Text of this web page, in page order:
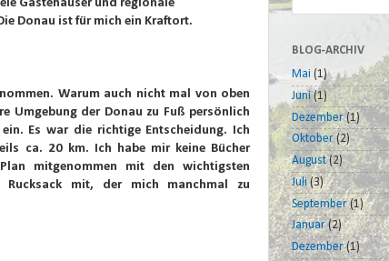
Gästehäuser und regionale
Donau ist für mich ein Kraftort.
Warum auch nicht mal von oben
Umgebung der Donau zu Fuß persönlich
Es war die richtige Entscheidung. Ich
ca. 20 km. Ich habe mir keine Bücher
mitgenommen mit den wichtigsten
mit, der mich manchmal zu
BLOG-ARCHIV
Mai (1)
Juni(1)
Dezember(1)
Oktober(2)
August(2)
Juli(3)
September(1)
Januar(2)
Dezember(1)